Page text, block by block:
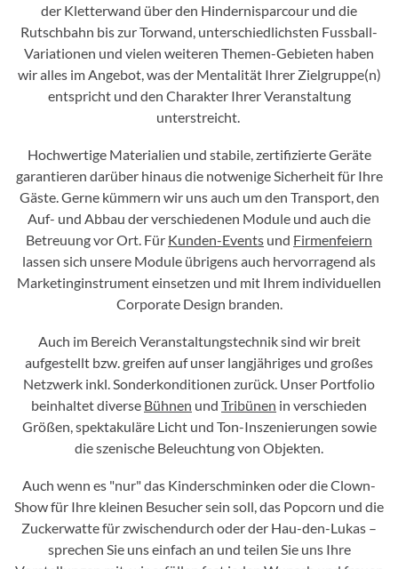
der Kletterwand über den Hindernisparcour und die
Rutschbahn bis zur Torwand, unterschiedlichsten Fussball-
Variationen und vielen weiteren Themen-Gebieten haben
wir alles im Angebot, was der Mentalität Ihrer Zielgruppe(n)
entspricht und den Charakter Ihrer Veranstaltung
unterstreicht.
Hochwertige Materialien und stabile, zertifizierte Geräte
garantieren darüber hinaus die notwenige Sicherheit für Ihre
Gäste. Gerne kümmern wir uns auch um den Transport, den
Auf- und Abbau der verschiedenen Module und auch die
Betreuung vor Ort. Für Kunden-Events und Firmenfeiern
lassen sich unsere Module übrigens auch hervorragend als
Marketinginstrument einsetzen und mit Ihrem individuellen
Corporate Design branden.
Auch im Bereich Veranstaltungstechnik sind wir breit
aufgestellt bzw. greifen auf unser langjähriges und großes
Netzwerk inkl. Sonderkonditionen zurück. Unser Portfolio
beinhaltet diverse Bühnen und Tribünen in verschieden
Größen, spektakuläre Licht und Ton-Inszenierungen sowie
die szenische Beleuchtung von Objekten.
Auch wenn es "nur" das Kinderschminken oder die Clown-
Show für Ihre kleinen Besucher sein soll, das Popcorn und die
Zuckerwatte für zwischendurch oder der Hau-den-Lukas –
sprechen Sie uns einfach an und teilen Sie uns Ihre